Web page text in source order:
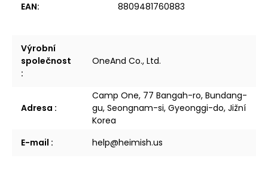
EAN: 8809481760883
Výrobní
společnost
:
OneAnd Co., Ltd.
Adresa :
Camp One, 77 Bangah-ro, Bundang-
gu, Seongnam-si, Gyeonggi-do, Jižní
Korea
E-mail : help@heimish.us